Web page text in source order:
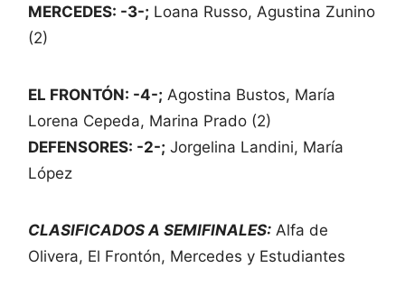
MERCEDES: -3-; Loana Russo, Agustina Zunino
(2)
EL FRONTÓN: -4-; Agostina Bustos, María
Lorena Cepeda, Marina Prado (2)
DEFENSORES: -2-; Jorgelina Landini, María
López
CLASIFICADOS A SEMIFINALES: Alfa de
Olivera, El Frontón, Mercedes y Estudiantes